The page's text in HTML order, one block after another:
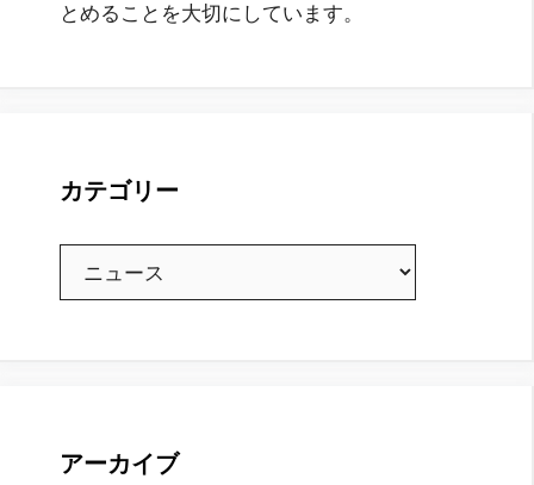
とめることを大切にしています。
カテゴリー
アーカイブ